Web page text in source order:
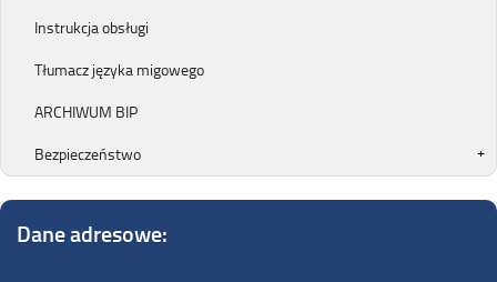
Instrukcja obsługi
Tłumacz języka migowego
ARCHIWUM BIP
Bezpieczeństwo
Dane adresowe: